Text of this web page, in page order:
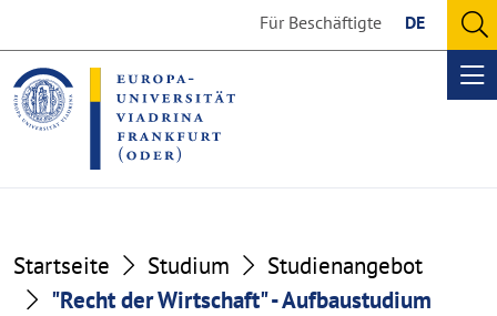
the
content
section
the
footer
section
Für Beschäftigte DE
Startseite Studium
Studienangebot
"Recht der Wirtschaft" - Aufbaustudium